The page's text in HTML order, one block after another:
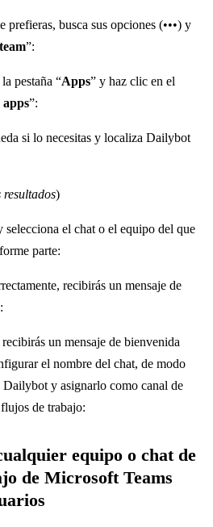
prefieras, busca sus opciones (•••) y
”:
pestaña “Apps” y haz clic en el
”:
si lo necesitas y localiza Dailybot
)
selecciona el chat o el equipo del que
parte:
recibirás un mensaje de
un mensaje de bienvenida
el nombre del chat, de modo
Dailybot y asignarlo como canal de
de trabajo:
equipo o chat de
de Microsoft Teams